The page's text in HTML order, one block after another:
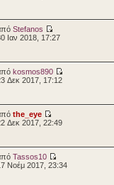
Stefanos
Ιαν 2018, 17:27
kosmos890
Δεκ 2017, 17:12
the_eye
Δεκ 2017, 22:49
Tassos10
Νοέμ 2017, 23:34